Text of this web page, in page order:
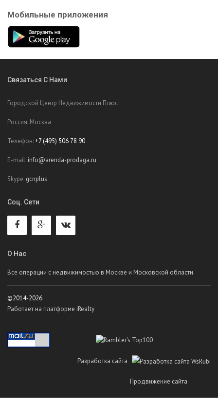
Мобильные приложения
Связаться С Нами
Городской Центр Недвижимости Плюс
Россия, Москва
Телефон:+7 (495) 506 78 90
E-mail: info@arenda-prodaga.ru
Skype: gcnplus
Соц. Сети
О Нас
Все операции с недвижимостью в Москве и Московской области.
©2014-2026
Работает на платформе iRealty
Разработка сайта
Продвижение сайта